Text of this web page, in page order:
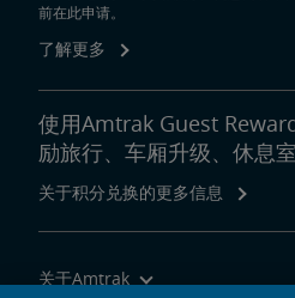
前在此申请。
了解更多
使用Amtrak Guest
励旅行、车厢升级、休息室
关于积分兑换的更多信息
关于Amtrak